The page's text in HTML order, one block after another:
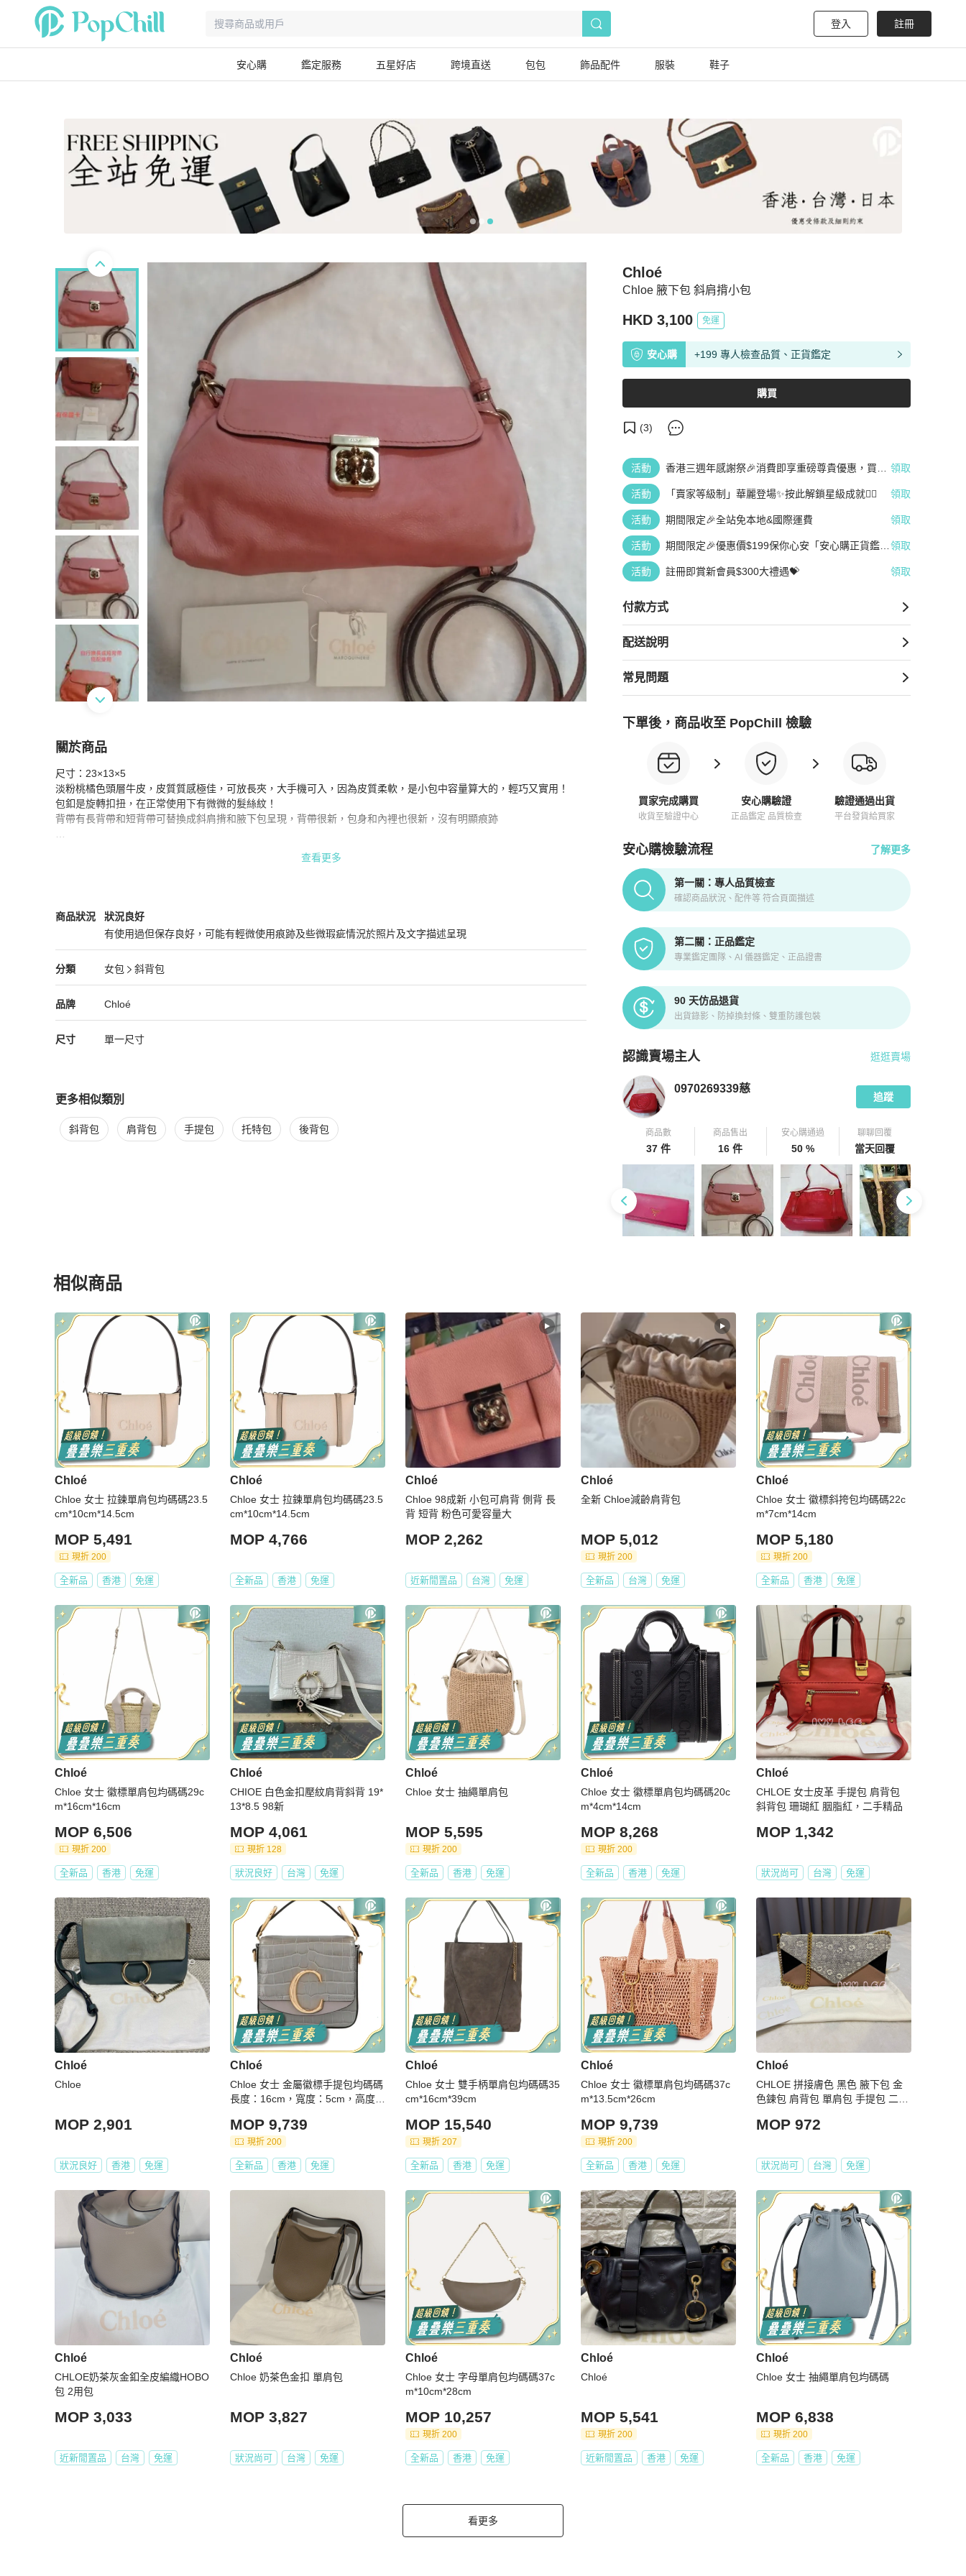
登入 註冊
安心購 鑑定服務 五星好店 跨境直送 包包 飾品配件 服裝 鞋子
Chloe 腋下包 斜肩揹小包
Chloé
HKD 3,100 免運
安心購 +199 專人檢查品質、正貨鑑定
購買
(3)
活動
香港三週年感謝祭🎉消費即享重磅尊貴優惠，買越
領取
活動 「賣家等級制」華麗登場✨按此解鎖星級成就👆🏻 領取
活動 期間限定🎉全站免本地&國際運費 領取
活動
期間限定🎉優惠價$199保你心安「安心購正貨鑑
領取
活動 註冊即賞新會員$300大禮遇💝 領取
付款方式
配送說明
常見問題
下單後，商品收至 PopChill 檢驗
買家完成購買
收貨至驗證中心
安心購驗證
正品鑑定 品質檢查
驗證通過出貨
平台發貨給買家
安心購檢驗流程 了解更多
PopChill拍拍圈正品驗證、安心購檢驗流程介紹
第一關：專人品質檢查
確認商品狀況、配件等 符合頁面描述
第二關：正品鑑定
專業鑑定團隊、AI 儀器鑑定、正品證書
90 天仿品退貨
出貨錄影、防掉換封條、雙重防護包裝
認識賣場主人
PopChill 拍拍圈嚴選賣家
逛逛賣場
0970269339慈
追蹤
商品數
37 件
商品售出
16 件
安心購通過
50 %
聊聊回覆
當天回覆
關於商品
關於 Chloe 腋下包 斜肩揹小包
尺寸：23×13×5
淡粉桃橘色頭層牛皮，皮質質感極佳，可放長夾，大手機可入，因為皮質柔軟，是小包中容量算大的，輕巧又實用！
包釦是旋轉扣扭，在正常使用下有微微的髮絲紋！
背帶有長背帶和短背帶可替換成斜肩揹和腋下包呈現，背帶很新，包身和內裡也很新，沒有明顯痕跡
雖然是二手包，但我不常背，再加上我很會保養包包，狀況很新，您不會失望的！
查看更多
商品狀況
Chloé女包 商品狀態與細節
狀況良好
有使用過但保存良好，可能有輕微使用痕跡及些微瑕疵情況於照片及文字描述呈現
狀況良好
分類
Chloé 分類資訊
女包
斜背包
女包/斜背包推薦
品牌
Chloé 女包品牌介紹
Chloé
Chloé 推薦清單
尺寸 單一尺寸
更多相似類別
更多Chloé 女包相似商品推薦
斜背包 肩背包 手提包 托特包 後背包
相似商品
更多相似Chloé女包推薦精品
Chloé
Chloe 女士 拉鍊單肩包均碼碼23.5
cm*10cm*14.5cm
MOP 5,491
現折 200
全新品 香港 免運
Chloé
Chloe 女士 拉鍊單肩包均碼碼23.5
cm*10cm*14.5cm
MOP 4,766
全新品 香港 免運
Chloé
Chloe 98成新 小包可肩背 側背 長
背 短背 粉色可愛容量大
MOP 2,262
近新閒置品 台灣 免運
Chloé
全新 Chloe減齡肩背包
MOP 5,012
現折 200
全新品 台灣 免運
Chloé
Chloe 女士 徽標斜挎包均碼碼22c
m*7cm*14cm
MOP 5,180
現折 200
全新品 香港 免運
Chloé
Chloe 女士 徽標單肩包均碼碼29c
m*16cm*16cm
MOP 6,506
現折 200
全新品 香港 免運
Chloé
CHIOE 白色金扣壓紋肩背斜背 19*
13*8.5 98新
MOP 4,061
現折 128
狀況良好 台灣 免運
Chloé
Chloe 女士 抽繩單肩包
MOP 5,595
現折 200
全新品 香港 免運
Chloé
Chloe 女士 徽標單肩包均碼碼20c
m*4cm*14cm
MOP 8,268
現折 200
全新品 香港 免運
Chloé
CHLOE 女士皮革 手提包 肩背包
斜背包 珊瑚紅 胭脂紅，二手精品
MOP 1,342
狀況尚可 台灣 免運
Chloé
Chloe
MOP 2,901
狀況良好 香港 免運
Chloé
Chloe 女士 金屬徽標手提包均碼碼
長度：16cm，寬度：5cm，高度：
MOP 9,739
現折 200
全新品 香港 免運
Chloé
Chloe 女士 雙手柄單肩包均碼碼35
cm*16cm*39cm
MOP 15,540
現折 207
全新品 香港 免運
Chloé
Chloe 女士 徽標單肩包均碼碼37c
m*13.5cm*26cm
MOP 9,739
現折 200
全新品 香港 免運
Chloé
CHLOE 拼接膚色 黑色 腋下包 金
色鍊包 肩背包 單肩包 手提包 二手
MOP 972
狀況尚可 台灣 免運
Chloé
CHLOE奶茶灰金釦全皮編織HOBO
包 2用包
MOP 3,033
近新閒置品 台灣 免運
Chloé
Chloe 奶茶色金扣 單肩包
MOP 3,827
狀況尚可 台灣 免運
Chloé
Chloe 女士 字母單肩包均碼碼37c
m*10cm*28cm
MOP 10,257
現折 200
全新品 香港 免運
Chloé
Chloé
MOP 5,541
現折 200
近新閒置品 香港 免運
Chloé
Chloe 女士 抽繩單肩包均碼碼
MOP 6,838
現折 200
全新品 香港 免運
看更多